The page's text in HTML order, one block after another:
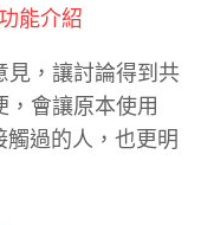
能介紹
見，讓討論得到共
會讓原本使用
觸過的人，也更明